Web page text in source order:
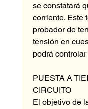
se constatará
corriente. Este
probador de
tensión en
podrá
PUESTA A
CIRCUITO
El objetivo de